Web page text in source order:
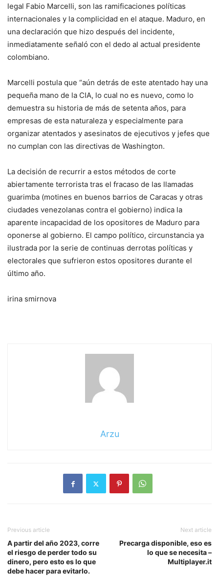
legal Fabio Marcelli, son las ramificaciones políticas
internacionales y la complicidad en el ataque. Maduro, en
una declaración que hizo después del incidente,
inmediatamente señaló con el dedo al actual presidente
colombiano.
Marcelli postula que “aún detrás de este atentado hay una
pequeña mano de la CIA, lo cual no es nuevo, como lo
demuestra su historia de más de setenta años, para
empresas de esta naturaleza y especialmente para
organizar atentados y asesinatos de ejecutivos y jefes que
no cumplan con las directivas de Washington.
La decisión de recurrir a estos métodos de corte
abiertamente terrorista tras el fracaso de las llamadas
guarimba (motines en buenos barrios de Caracas y otras
ciudades venezolanas contra el gobierno) indica la
aparente incapacidad de los opositores de Maduro para
oponerse al gobierno. El campo político, circunstancia ya
ilustrada por la serie de continuas derrotas políticas y
electorales que sufrieron estos opositores durante el
último año.
irina smirnova
Arzu
Previous article
A partir del año 2023, corre
el riesgo de perder todo su
dinero, pero esto es lo que
debe hacer para evitarlo.
Next article
Precarga disponible, eso es
lo que se necesita –
Multiplayer.it